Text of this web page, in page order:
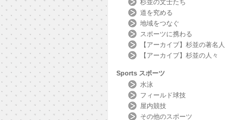
杉並の文士たち
道を究める
地域をつなぐ
スポーツに携わる
【アーカイブ】杉並の著名
【アーカイブ】杉並の人々
Sports スポーツ
水泳
フィールド球技
屋内競技
その他のスポーツ